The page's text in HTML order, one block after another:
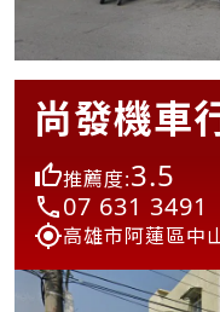
尚發機車
推薦度:3.5
07 631 3491
高雄市阿蓮區中